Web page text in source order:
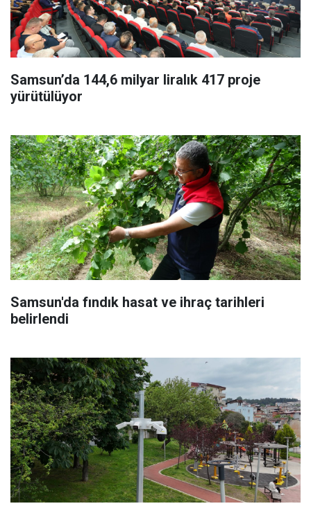
Samsun’da 144,6 milyar liralık 417 proje
yürütülüyor
Samsun'da fındık hasat ve ihraç tarihleri
belirlendi